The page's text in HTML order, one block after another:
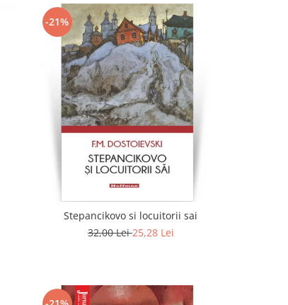
-21%
Stepancikovo si locuitorii sai
32,00 Lei25,28 Lei